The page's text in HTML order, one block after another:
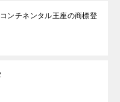
ンチネンタル王座の商標登